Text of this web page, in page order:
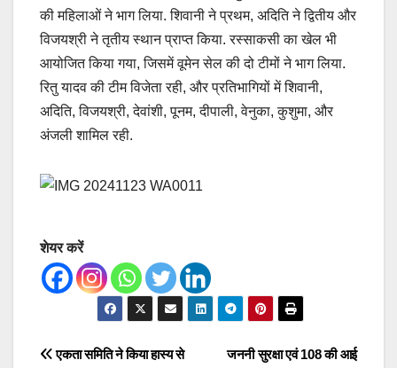
की महिलाओं ने भाग लिया. शिवानी ने प्रथम, अदिति ने द्वितीय और
विजयश्री ने तृतीय स्थान प्राप्त किया. रस्साकसी का खेल भी
आयोजित किया गया, जिसमें वूमेन सेल की दो टीमों ने भाग लिया.
रितु यादव की टीम विजेता रही, और प्रतिभागियों में शिवानी,
अदिति, विजयश्री, देवांशी, पूनम, दीपाली, वेनुका, कुशुमा, और
अंजली शामिल रही.
शेयर करें
Post जननी सुरक्षा एवं 108 की आई
एकता समिति ने किया हास्य से